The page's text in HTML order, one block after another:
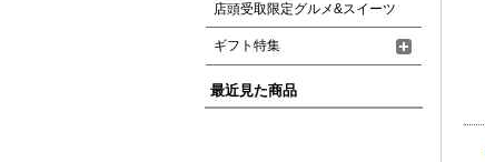
店頭受取限定グルメ&スイーツ
ギフト特集
最近見た商品